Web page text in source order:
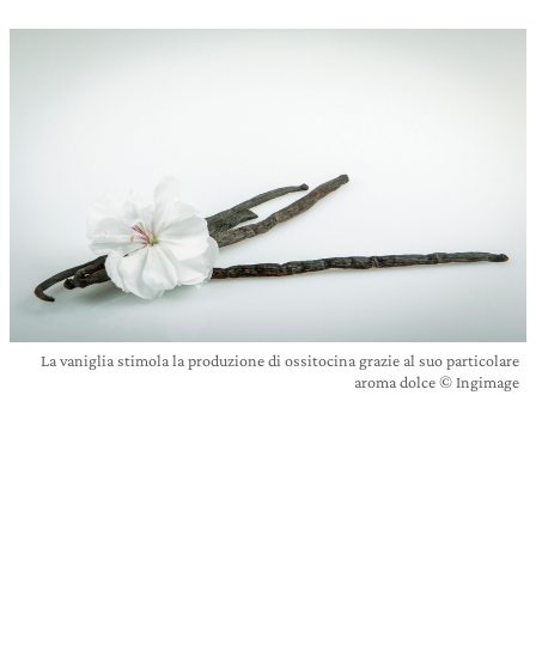
La vaniglia stimola la produzione di ossitocina grazie al suo particolare
aroma dolce © Ingimage